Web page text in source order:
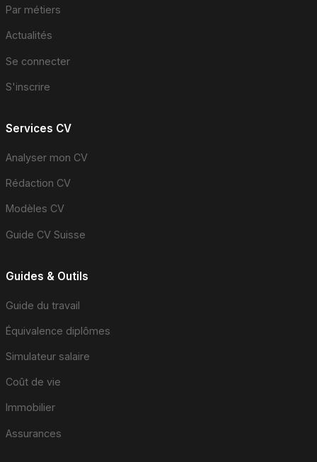
Par métiers
Actualités
Se connecter
S'inscrire
Services CV
Analyser mon CV
Rédaction CV
Modèles CV
Guide CV Suisse
Guides & Outils
Guide du travail
Équivalence diplômes
Simulateur salaire
Coût de vie
Immobilier
Assurances